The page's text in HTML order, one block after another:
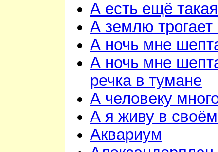
А есть ещё
А землю трогает
А ночь мне
А ночь мне
речка в тумане
А человеку
А я живу в своём
Аквариум